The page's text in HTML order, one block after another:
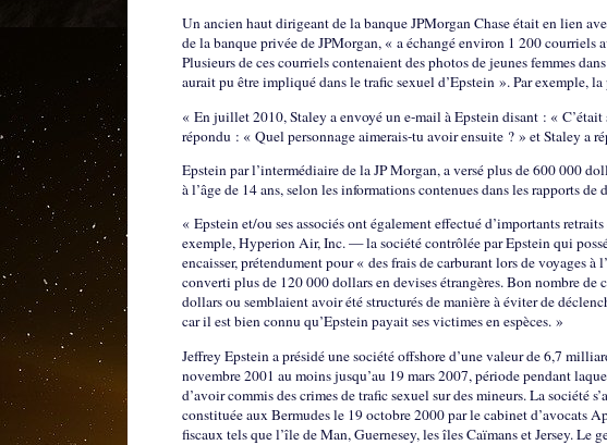
Un ancien haut dirigeant de la banque JPMorgan Chase était en lien
de la banque privée de JPMorgan, « a échangé environ 1 200 courriels
Plusieurs de ces courriels contenaient des photos de jeunes femmes
aurait pu être impliqué dans le trafic sexuel d’Epstein ». Par exemple,
« En juillet 2010, Staley a envoyé un e-mail à Epstein disant : «
répondu : « Quel personnage aimerais-tu avoir ensuite ? » et Staley a
Epstein par l’intermédiaire de la JP Morgan, a versé plus de 600 000
à l’âge de 14 ans, selon les informations contenues dans les rapports
« Epstein et/ou ses associés ont également effectué d’importants
exemple, Hyperion Air, Inc. — la société contrôlée par Epstein qui
encaisser, prétendument pour « des frais de carburant lors de voyages
converti plus de 120 000 dollars en devises étrangères. Bon nombre de
dollars ou semblaient avoir été structurés de manière à éviter de
car il est bien connu qu’Epstein payait ses victimes en espèces. »
Jeffrey Epstein a présidé une société offshore d’une valeur de 6,7
novembre 2001 au moins jusqu’au 19 mars 2007, période pendant
d’avoir commis des crimes de trafic sexuel sur des mineurs. La
constituée aux Bermudes le 19 octobre 2000 par le cabinet d’avocats
fiscaux tels que l’île de Man, Guernesey, les îles Caïmans et Jersey.